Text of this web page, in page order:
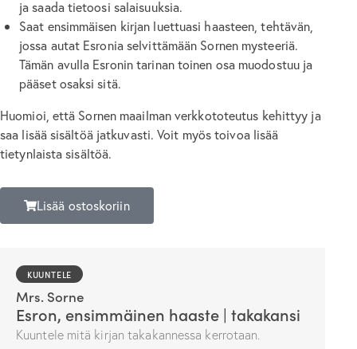
ja saada tietoosi salaisuuksia.
Saat ensimmäisen kirjan luettuasi haasteen, tehtävän,
jossa autat Esronia selvittämään Sornen mysteeriä.
Tämän avulla Esronin tarinan toinen osa muodostuu ja
pääset osaksi sitä.
Huomioi, että Sornen maailman verkkototeutus kehittyy ja
saa lisää sisältöä jatkuvasti. Voit myös toivoa lisää
tietynlaista sisältöä.
Lisää ostoskoriin
KUUNTELE
Mrs. Sorne
Esron, ensimmäinen haaste | takakansi
Kuuntele mitä kirjan takakannessa kerrotaan.